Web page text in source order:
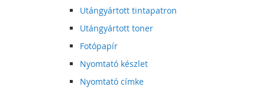
Utángyártott tintapatron
Utángyártott toner
Fotópapír
Nyomtató készlet
Nyomtató címke